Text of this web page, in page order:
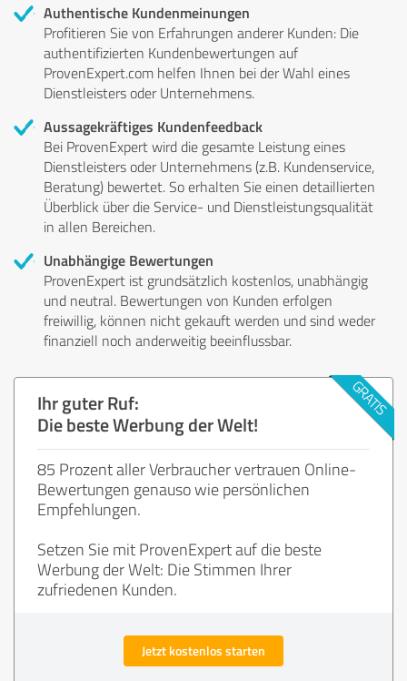
Authentische Kundenmeinungen
Profitieren Sie von Erfahrungen anderer Kunden: Die
authentifizierten Kundenbewertungen auf
ProvenExpert.com helfen Ihnen bei der Wahl eines
Dienstleisters oder Unternehmens.
Aussagekräftiges Kundenfeedback
Bei ProvenExpert wird die gesamte Leistung eines
Dienstleisters oder Unternehmens (z.B. Kundenservice,
Beratung) bewertet. So erhalten Sie einen detaillierten
Überblick über die Service- und Dienstleistungsqualität
in allen Bereichen.
Unabhängige Bewertungen
ProvenExpert ist grundsätzlich kostenlos, unabhängig
und neutral. Bewertungen von Kunden erfolgen
freiwillig, können nicht gekauft werden und sind weder
finanziell noch anderweitig beeinflussbar.
Ihr guter Ruf:
Die beste Werbung der Welt!
85 Prozent aller Verbraucher vertrauen Online-
Bewertungen genauso wie persönlichen
Empfehlungen.
Setzen Sie mit ProvenExpert auf die beste
Werbung der Welt: Die Stimmen Ihrer
zufriedenen Kunden.
Jetzt kostenlos starten